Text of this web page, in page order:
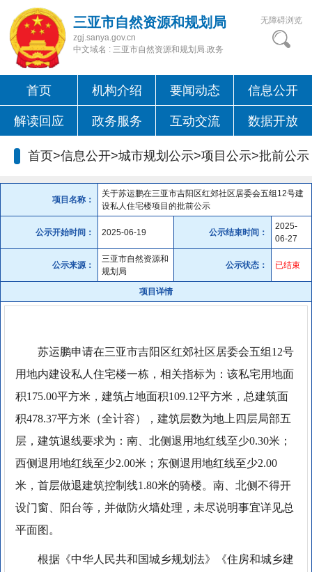
三亚市自然资源和规划局
zgj.sanya.gov.cn
中文域名 : 三亚市自然资源和规划局.政务
无障碍浏览
首页 机构介绍 要闻动态 信息公开
解读回应 政务服务 互动交流 数据开放
首页>信息公开>城市规划公示>项目公示>批前公示
项目名称：
关于苏运鹏在三亚市吉阳区红郊社区居委会五组12号建
设私人住宅楼项目的批前公示
公示开始时间： 2025-06-19 公示结束时间：
2025-
06-27
公示来源：
三亚市自然资源和
规划局
公示状态： 已结束
项目详情
苏运鹏申请在三亚市吉阳区红郊社区居委会五组12号
用地内建设私人住宅楼一栋，相关指标为：该私宅用地面
积175.00平方米，建筑占地面积109.12平方米，总建筑面
积478.37平方米（全计容），建筑层数为地上四层局部五
层，建筑退线要求为：南、北侧退用地红线至少0.30米；
西侧退用地红线至少2.00米；东侧退用地红线至少2.00
米，首层做退建筑控制线1.80米的骑楼。南、北侧不得开
设门窗、阳台等，并做防火墙处理，未尽说明事宜详见总
平面图。
根据《中华人民共和国城乡规划法》《住房和城乡建